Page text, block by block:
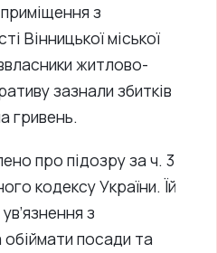
з
Вінницької міської
житлово-
зазнали збитків
гривень.
про підозру за ч. 3
кодексу України. Їй
з
посади та